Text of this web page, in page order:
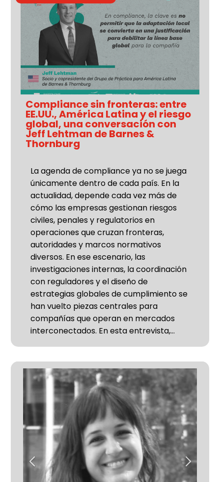
Compliance sin fronteras: entre
EE.UU., América Latina y el riesgo
global, una conversación con
Jeff Lehtman de Barnes &
Thornburg
La agenda de compliance ya no se juega
únicamente dentro de cada país. En la
actualidad, depende cada vez más de
cómo las empresas gestionan riesgos
civiles, penales y regulatorios en
operaciones que cruzan fronteras,
autoridades y marcos normativos
diversos. En ese escenario, las
investigaciones internas, la coordinación
con reguladores y el diseño de
estrategias globales de cumplimiento se
han vuelto piezas centrales para
compañías que operan en mercados
interconectados. En esta entrevista,…